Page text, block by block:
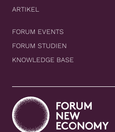
ARTIKEL
FORUM EVENTS
FORUM STUDIEN
KNOWLEDGE BASE